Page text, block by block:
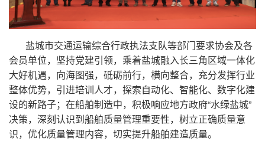
盐城市交通运输综合行政执法支队等部门要求协会及各
会员单位，坚持党建引领，乘着盐城融入长三角区域一体化
大好机遇，向海图强，砥砺前行，横向整合，充分发挥行业
整体优势，引进培训人才，探索自动化、智能化、数字化建
设的新路子；在船舶制造中，积极响应地方政府“水绿盐城”
决策，深刻认识到船舶质量管理重要性，树立正确质量意
识，优化质量管理内容，切实提升船舶建造质量。